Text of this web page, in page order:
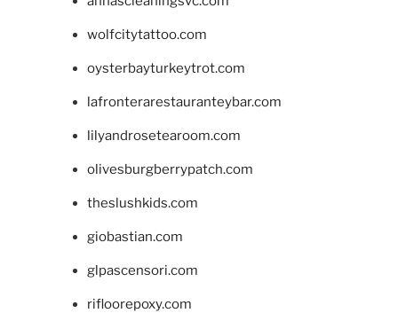
wolfcitytattoo.com
oysterbayturkeytrot.com
lafronterarestauranteybar.com
lilyandrosetearoom.com
olivesburgberrypatch.com
theslushkids.com
giobastian.com
glpascensori.com
rifloorepoxy.com